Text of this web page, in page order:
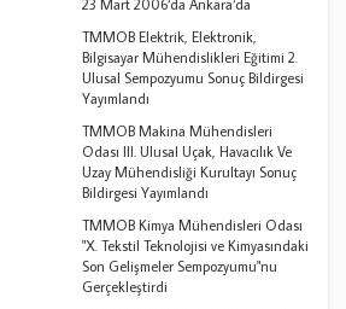
23 Mart 2006‘da Ankara‘da
TMMOB Elektrik, Elektronik,
Bilgisayar Mühendislikleri Eğitimi 2.
Ulusal Sempozyumu Sonuç Bildirgesi
Yayımlandı
TMMOB Makina Mühendisleri
Odası III. Ulusal Uçak, Havacılık Ve
Uzay Mühendisliği Kurultayı Sonuç
Bildirgesi Yayımlandı
TMMOB Kimya Mühendisleri Odası
"X. Tekstil Teknolojisi ve Kimyasındaki
Son Gelişmeler Sempozyumu"nu
Gerçekleştirdi